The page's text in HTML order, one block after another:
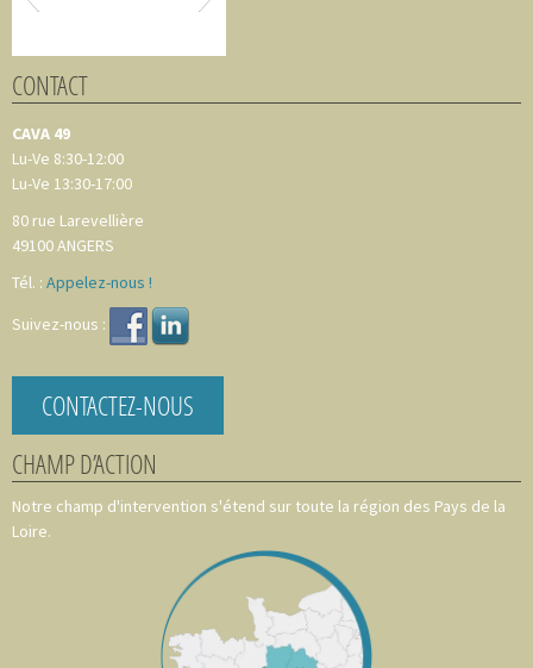
CONTACT
CAVA 49
Lu-Ve 8:30-12:00
Lu-Ve 13:30-17:00
80 rue Larevellière
49100ANGERS
Tél. : Appelez-nous !
Suivez-nous :
CONTACTEZ-NOUS
CHAMP D’ACTION
Notre champ d'intervention s'étend sur toute la région des Pays de la
Loire.